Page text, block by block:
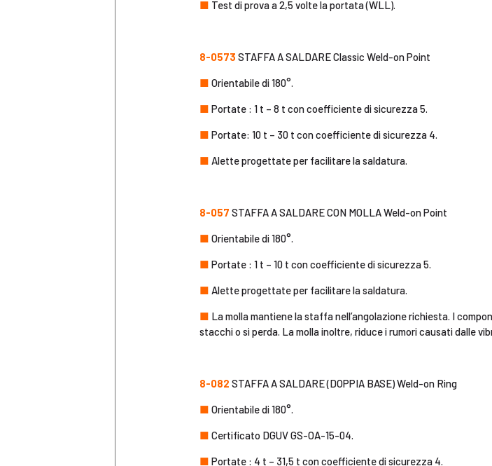
■ Test di prova a 2,5 volte la portata (WLL).
8-0573 STAFFA A SALDARE Classic Weld-on Point
■ Orientabile di 180°.
■ Portate : 1 t – 8 t con coefficiente di sicurezza 5.
■ Portate: 10 t – 30 t con coefficiente di sicurezza 4.
■ Alette progettate per facilitare la saldatura.
8-057 STAFFA A SALDARE CON MOLLA Weld-on Point
■ Orientabile di 180°.
■ Portate : 1 t – 10 t con coefficiente di sicurezza 5.
■ Alette progettate per facilitare la saldatura.
■ La molla mantiene la staffa nell’angolazione richiesta. I
stacchi o si perda. La molla inoltre, riduce i rumori causati dalle
8-082 STAFFA A SALDARE (DOPPIA BASE) Weld-on Ring
■ Orientabile di 180°.
■ Certificato DGUV GS-OA-15-04.
■ Portate : 4 t – 31,5 t con coefficiente di sicurezza 4.